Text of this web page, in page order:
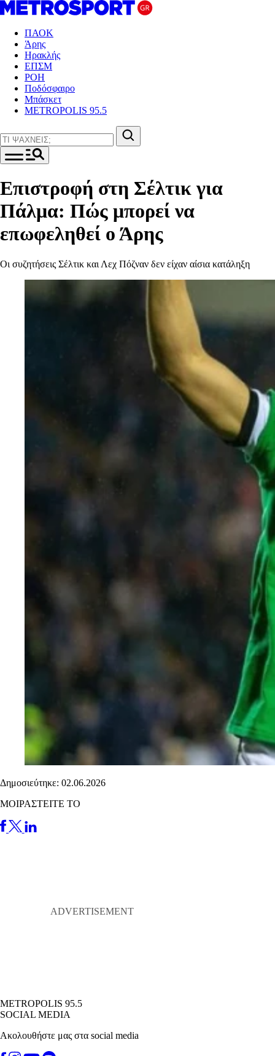
ΠΑΟΚ
Άρης
Ηρακλής
ΕΠΣΜ
ΡΟΗ
Ποδόσφαιρο
Μπάσκετ
METROPOLIS 95.5
Επιστροφή στη Σέλτικ για
Πάλμα: Πώς μπορεί να
επωφεληθεί ο Άρης
Οι συζητήσεις Σέλτικ και Λεχ Πόζναν δεν είχαν αίσια κατάληξη
Δημοσιεύτηκε: 02.06.2026
ΜΟΙΡΑΣΤΕΙΤΕ ΤΟ
METROPOLIS 95.5
SOCIAL MEDIA
Ακολουθήστε μας στα social media